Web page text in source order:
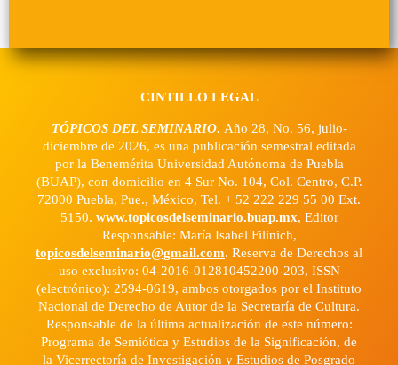
CINTILLO LEGAL
TÓPICOS DEL SEMINARIO. Año 28, No. 56, julio-
diciembre de 2026, es una publicación semestral editada
por la Benemérita Universidad Autónoma de Puebla
(BUAP), con domicilio en 4 Sur No. 104, Col. Centro, C.P.
72000 Puebla, Pue., México, Tel. + 52 222 229 55 00 Ext.
5150. www.topicosdelseminario.buap.mx, Editor
Responsable: María Isabel Filinich,
topicosdelseminario@gmail.com. Reserva de Derechos al
uso exclusivo: 04-2016-012810452200-203, ISSN
(electrónico): 2594-0619, ambos otorgados por el Instituto
Nacional de Derecho de Autor de la Secretaría de Cultura.
Responsable de la última actualización de este número:
Programa de Semiótica y Estudios de la Significación, de
la Vicerrectoría de Investigación y Estudios de Posgrado